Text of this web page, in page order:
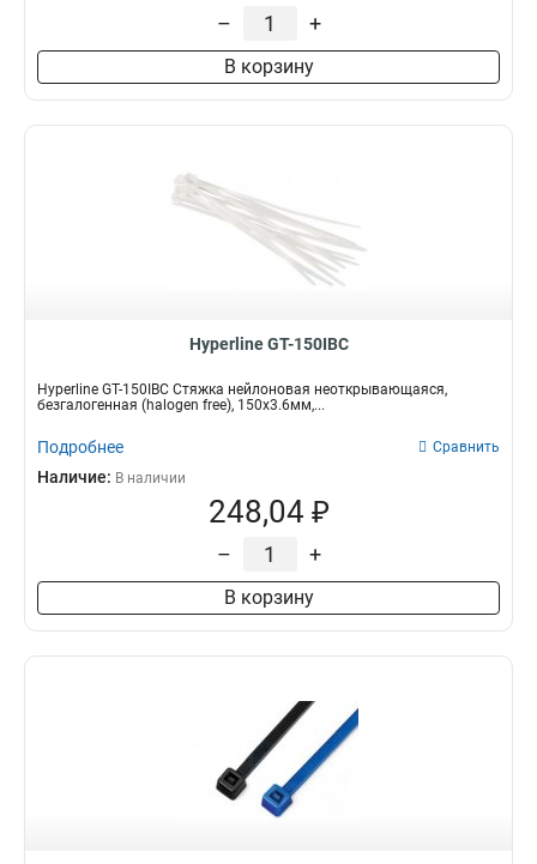
– +
В корзину
Hyperline GT-150IBC
Hyperline GT-150IBC Стяжка нейлоновая неоткрывающаяся,
безгалогенная (halogen free), 150x3.6мм,...
Подробнее Сравнить
Наличие: В наличии
248,04 ₽
– +
В корзину